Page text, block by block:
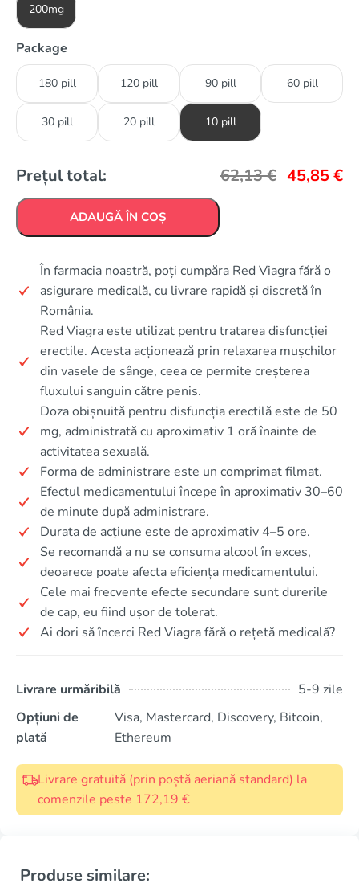
200mg
Package
180 pill 120 pill 90 pill 60 pill
30 pill 20 pill 10 pill
Prețul total: 62,13€ 45,85€
ADAUGĂ ÎN COȘ
În farmacia noastră, poți cumpăra Red Viagra fără o
asigurare medicală, cu livrare rapidă și discretă în
România.
Red Viagra este utilizat pentru tratarea disfuncției
erectile. Acesta acționează prin relaxarea mușchilor
din vasele de sânge, ceea ce permite creșterea
fluxului sanguin către penis.
Doza obișnuită pentru disfuncția erectilă este de 50
mg, administrată cu aproximativ 1 oră înainte de
activitatea sexuală.
Forma de administrare este un comprimat filmat.
Efectul medicamentului începe în aproximativ 30–60
de minute după administrare.
Durata de acțiune este de aproximativ 4–5 ore.
Se recomandă a nu se consuma alcool în exces,
deoarece poate afecta eficiența medicamentului.
Cele mai frecvente efecte secundare sunt durerile
de cap, eu fiind ușor de tolerat.
Ai dori să încerci Red Viagra fără o rețetă medicală?
Livrare urmăribilă
5-9 zile
Opțiuni de
plată
Visa, Mastercard, Discovery, Bitcoin,
Ethereum
Livrare gratuită (prin poștă aeriană standard) la
comenzile peste 172,19 €
Produse similare: